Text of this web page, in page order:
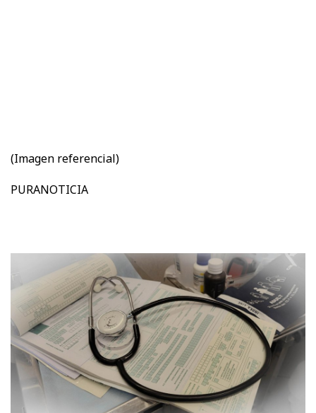
(Imagen referencial)
PURANOTICIA